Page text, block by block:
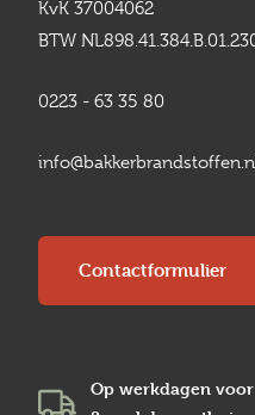
KvK 37004062
BTW
0223 - 63 35 80
Contactformulier
Op werkdagen